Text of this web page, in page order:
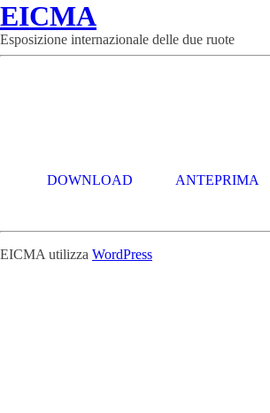
EICMA
Esposizione internazionale delle due ruote
DOWNLOAD ANTEPRIMA
EICMA utilizza WordPress